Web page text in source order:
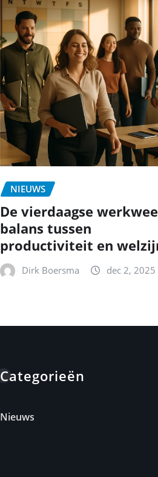
NIEUWS
De vierdaagse
balans tussen
productiviteit en
Dirk Boersma dec 2, 2025
Categorieën
Nieuws